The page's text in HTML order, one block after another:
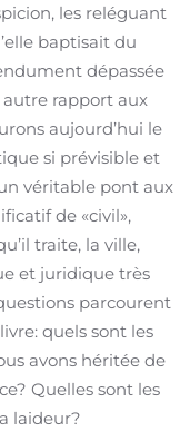
les reléguant
baptisait du
dépassée
rapport aux
aujourd’hui le
si prévisible et
véritable pont aux
de «civil»,
traite, la ville,
et juridique très
parcourent
quels sont les
avons héritée de
Quelles sont les
laideur?